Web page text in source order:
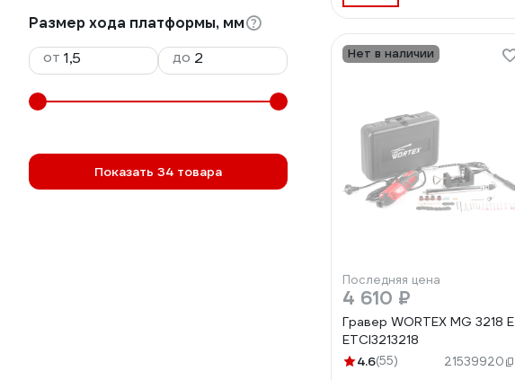
Размер хода платформы, мм
от
до
Показать 34 товара
Нет в наличии
Последняя цена
4 610 ₽
Гравер WORTEX MG 3218 E
ETCI3213218
4.6(55) 21539920